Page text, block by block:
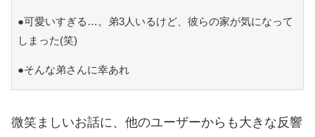
●可愛いすぎる…。弟3人いるけど、彼らの家が気になって
しまった(笑)
●そんな弟さんに幸あれ
微笑ましいお話に、他のユーザーからも大きな反響